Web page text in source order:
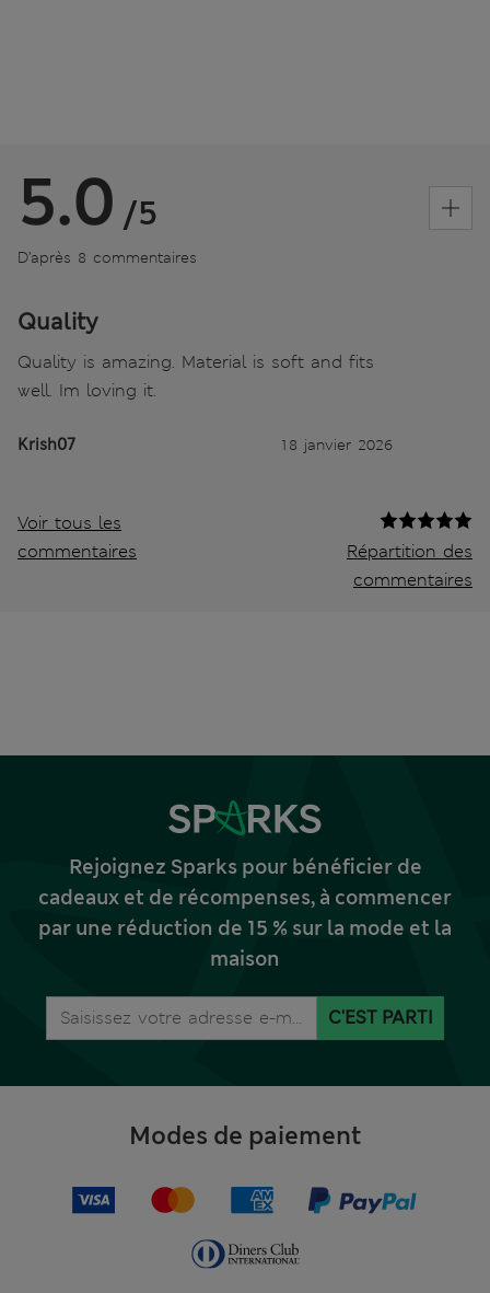
5.0 /5
D’après 8 commentaires
Quality
Quality is amazing. Material is soft and fits
well. Im loving it.
Krish07 18 janvier 2026
Voir tous les
commentaires
Répartition des
commentaires
Rejoignez Sparks pour bénéficier de
cadeaux et de récompenses, à commencer
par une réduction de 15 % sur la mode et la
maison
C'EST PARTI
Modes de paiement